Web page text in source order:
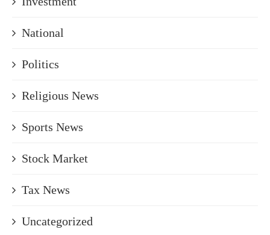
National
Politics
Religious News
Sports News
Stock Market
Tax News
Uncategorized